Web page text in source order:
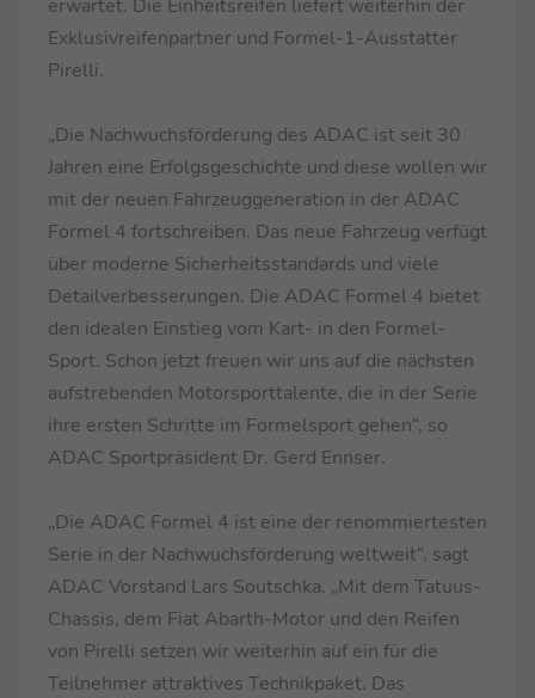
erwartet. Die Einheitsreifen liefert weiterhin der
Exklusivreifenpartner und Formel-1-Ausstatter
Pirelli.
„Die Nachwuchsförderung des ADAC ist seit 30
Jahren eine Erfolgsgeschichte und diese wollen wir
mit der neuen Fahrzeuggeneration in der ADAC
Formel 4 fortschreiben. Das neue Fahrzeug verfügt
über moderne Sicherheitsstandards und viele
Detailverbesserungen. Die ADAC Formel 4 bietet
den idealen Einstieg vom Kart- in den Formel-
Sport. Schon jetzt freuen wir uns auf die nächsten
aufstrebenden Motorsporttalente, die in der Serie
ihre ersten Schritte im Formelsport gehen“, so
ADAC Sportpräsident Dr. Gerd Ennser.
„Die ADAC Formel 4 ist eine der renommiertesten
Serie in der Nachwuchsförderung weltweit“, sagt
ADAC Vorstand Lars Soutschka. „Mit dem Tatuus-
Chassis, dem Fiat Abarth-Motor und den Reifen
von Pirelli setzen wir weiterhin auf ein für die
Teilnehmer attraktives Technikpaket. Das